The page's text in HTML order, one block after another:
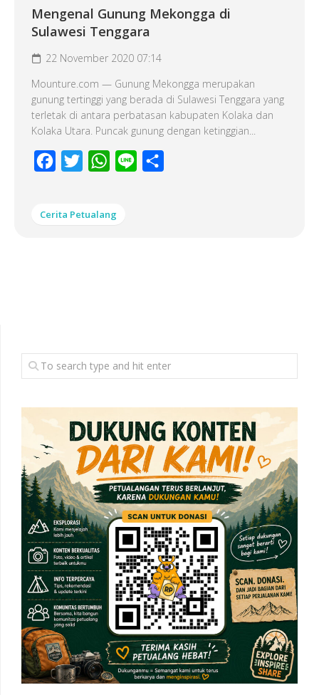
Mengenal Gunung Mekongga di
Sulawesi Tenggara
22 November 2020 07:14
Mounture.com — Gunung Mekongga merupakan
gunung tertinggi yang berada di Sulawesi Tenggara yang
terletak di antara perbatasan kabupaten Kolaka dan
Kolaka Utara. Puncak gunung dengan ketinggian...
Facebook
Twitter WhatsApp
Line
Cerita Petualang